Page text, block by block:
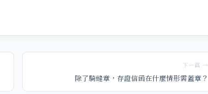
下一篇 →
除了騎縫章，存證信函在什麼情形需蓋章？